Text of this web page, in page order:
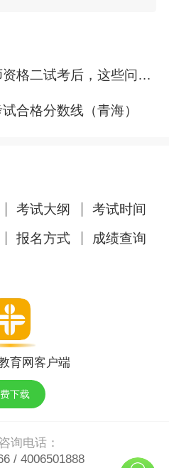
2022年医师资格笔试考
学教育网小编搜集整
帮助，可以分享给朋
合格分数线（青海）
考试大纲
考试时间
报名方式
成绩查询
育网客户端
下载
询电话：
/ 4006501888